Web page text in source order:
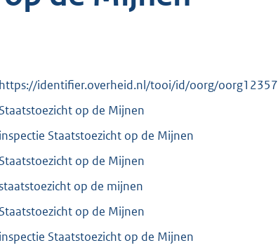
https://identifier.overheid.nl/tooi/id/oorg/oorg12357
Staatstoezicht op de Mijnen
inspectie Staatstoezicht op de Mijnen
Staatstoezicht op de Mijnen
op de mijnen
Staatstoezicht op de Mijnen
inspectie Staatstoezicht op de Mijnen